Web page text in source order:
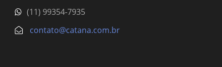
(11) 99354-7935
contato@catana.com.br